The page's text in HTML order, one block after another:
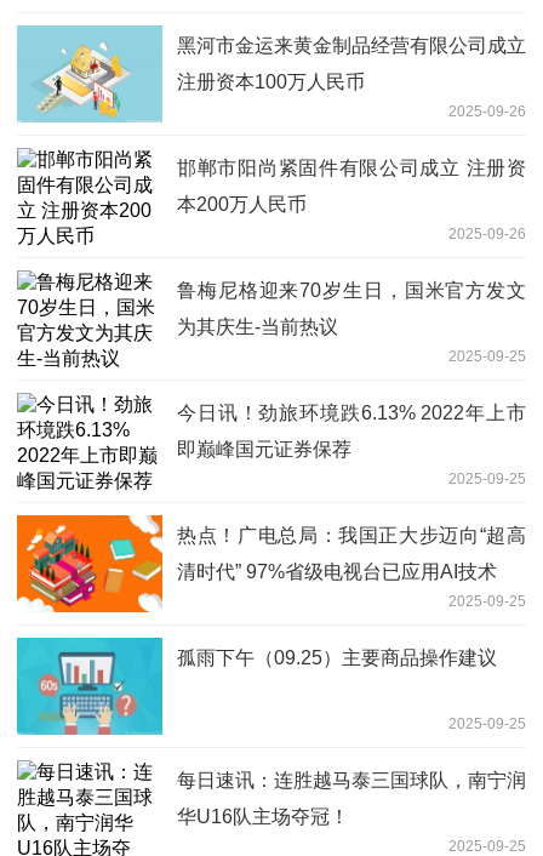
黑河市金运来黄金制品经营有限公司成立
注册资本100万人民币
2025-09-26
邯郸市阳尚紧固件有限公司成立 注册资
本200万人民币
2025-09-26
鲁梅尼格迎来70岁生日，国米官方发文
为其庆生-当前热议
2025-09-25
今日讯！劲旅环境跌6.13% 2022年上市
即巅峰国元证券保荐
2025-09-25
热点！广电总局：我国正大步迈向“超高
清时代” 97%省级电视台已应用AI技术
2025-09-25
孤雨下午（09.25）主要商品操作建议
2025-09-25
每日速讯：连胜越马泰三国球队，南宁润
华U16队主场夺冠！
2025-09-25